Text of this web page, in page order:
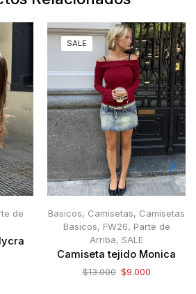
de
SALE
Basicos, Camisetas, Camisetas
Basicos, FW26, Parte de
Arriba, SALE
Camiseta tejido Monica
$13.000 $9.000